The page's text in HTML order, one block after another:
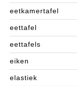
eetkamertafel
eettafel
eettafels
eiken
elastiek